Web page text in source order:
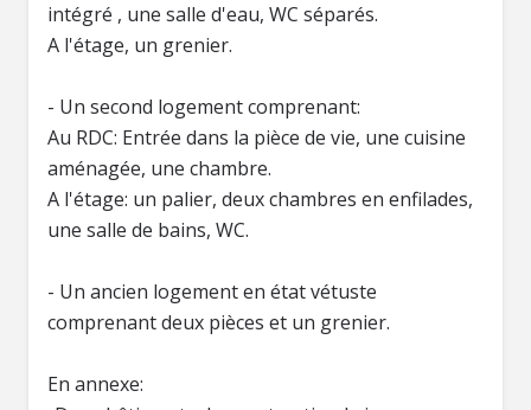
intégré , une salle d'eau, WC séparés.
A l'étage, un grenier.
- Un second logement comprenant:
Au RDC: Entrée dans la pièce de vie, une cuisine
aménagée, une chambre.
A l'étage: un palier, deux chambres en enfilades,
une salle de bains, WC.
- Un ancien logement en état vétuste
comprenant deux pièces et un grenier.
En annexe: